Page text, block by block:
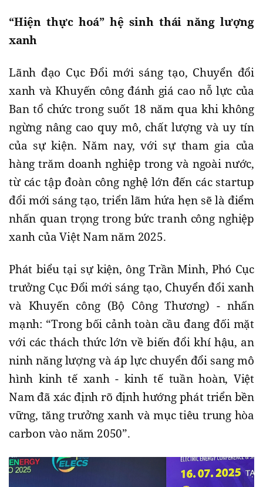
“Hiện thực hoá” hệ sinh thái năng lượng
xanh
Lãnh đạo Cục Đổi mới sáng tạo, Chuyển đổi
xanh và Khuyến công đánh giá cao nỗ lực của
Ban tổ chức trong suốt 18 năm qua khi không
ngừng nâng cao quy mô, chất lượng và uy tín
của sự kiện. Năm nay, với sự tham gia của
hàng trăm doanh nghiệp trong và ngoài nước,
từ các tập đoàn công nghệ lớn đến các startup
đổi mới sáng tạo, triển lãm hứa hẹn sẽ là điểm
nhấn quan trọng trong bức tranh công nghiệp
xanh của Việt Nam năm 2025.
Phát biểu tại sự kiện, ông Trần Minh, Phó Cục
trưởng Cục Đổi mới sáng tạo, Chuyển đổi xanh
và Khuyến công (Bộ Công Thương) - nhấn
mạnh: “Trong bối cảnh toàn cầu đang đối mặt
với các thách thức lớn về biến đổi khí hậu, an
ninh năng lượng và áp lực chuyển đổi sang mô
hình kinh tế xanh - kinh tế tuần hoàn, Việt
Nam đã xác định rõ định hướng phát triển bền
vững, tăng trưởng xanh và mục tiêu trung hòa
carbon vào năm 2050”.